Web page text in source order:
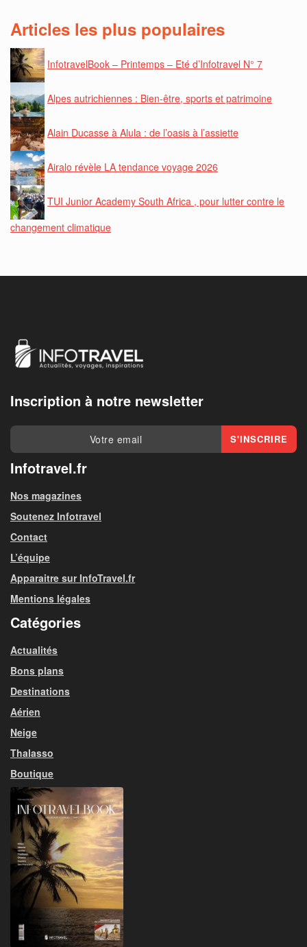
Articles les plus populaires
InfotravelBook – Printemps – Eté d’Infotravel N° 7
Alpes autrichiennes : Bien-être, sports et patrimoine
Alain Ducasse à Alula : de l’oasis à l’assiette
Airalo révèle LA tendance voyage 2026
TUI Junior Academy South Africa , pour lutter contre le
changement climatique
Inscription à notre newsletter
Infotravel.fr
Nos magazines
Soutenez Infotravel
Contact
L’équipe
Apparaitre sur InfoTravel.fr
Mentions légales
Catégories
Actualités
Bons plans
Destinations
Aérien
Neige
Thalasso
Boutique